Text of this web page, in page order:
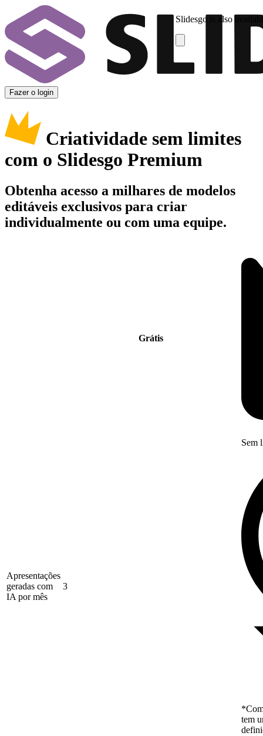
Slidesgo is also
Fazer o login
Criatividade sem limites
com o Slidesgo Premium
Obtenha acesso a milhares de modelos
editáveis exclusivos para criar
individualmente ou com uma equipe.
Grátis
Apresentações
geradas com
IA por mês
3
Sem
tem